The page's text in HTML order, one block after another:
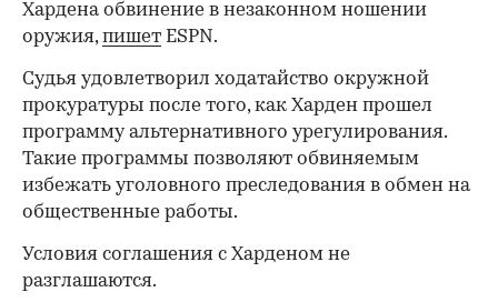
Хардена обвинение в незаконном ношении
оружия,пишет ESPN.
Судья удовлетворил ходатайство окружной
прокуратуры после того, как Харден прошел
программу альтернативного урегулирования.
Такие программы позволяют обвиняемым
избежать уголовного преследования в обмен на
общественные работы.
Условия соглашения с Харденом не
разглашаются.